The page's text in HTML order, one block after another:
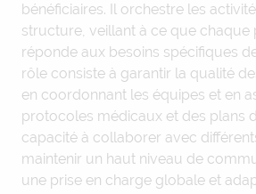
bénéficiaires. Il orchestre les
structure, veillant à ce que chaque
réponde aux besoins spécifiques
rôle consiste à garantir la qualité
en coordonnant les équipes et en
protocoles médicaux et des plans
capacité à collaborer avec
maintenir un haut niveau de
une prise en charge globale et